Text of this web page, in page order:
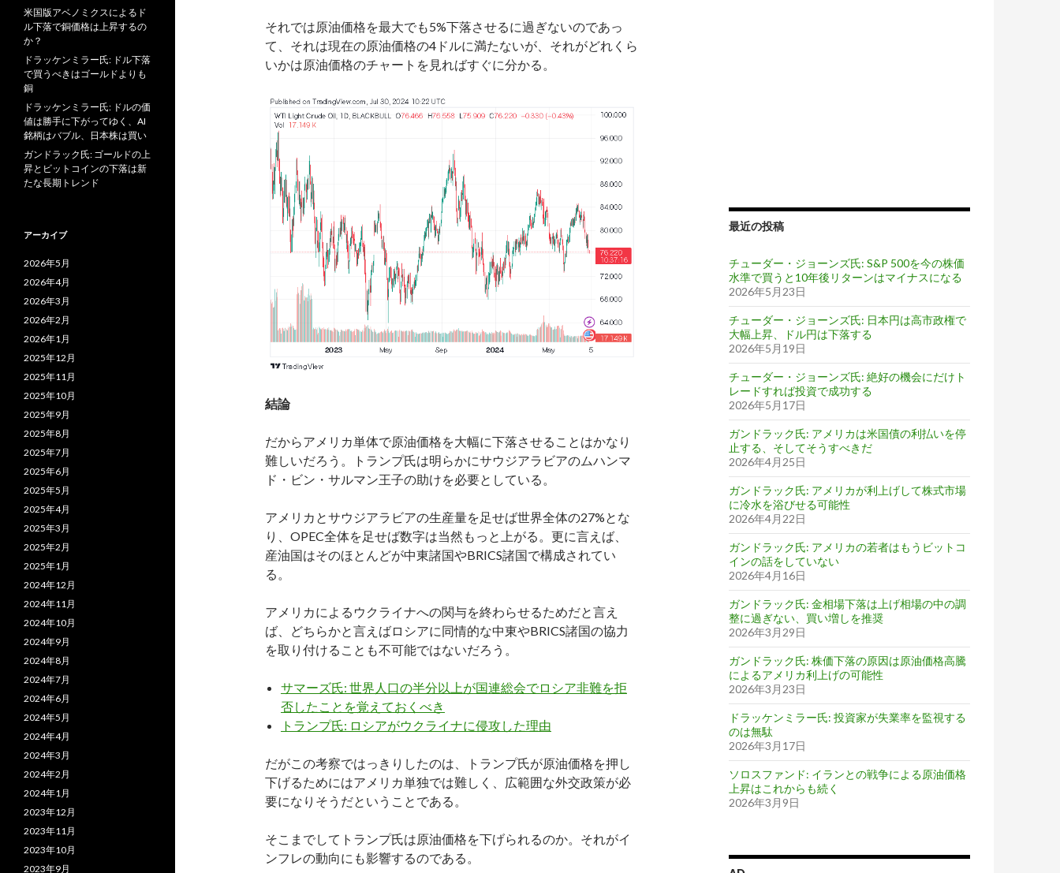
それでは原油価格を最大でも5%下落させるに過ぎないのであっ
て、それは現在の原油価格の4ドルに満たないが、それがどれくら
いかは原油価格のチャートを見ればすぐに分かる。
結論
だからアメリカ単体で原油価格を大幅に下落させることはかなり
難しいだろう。トランプ氏は明らかにサウジアラビアのムハンマ
ド・ビン・サルマン王子の助けを必要としている。
アメリカとサウジアラビアの生産量を足せば世界全体の27%とな
り、OPEC全体を足せば数字は当然もっと上がる。更に言えば、
産油国はそのほとんどが中東諸国やBRICS諸国で構成されてい
る。
アメリカによるウクライナへの関与を終わらせるためだと言え
ば、どちらかと言えばロシアに同情的な中東やBRICS諸国の協力
を取り付けることも不可能ではないだろう。
サマーズ氏: 世界人口の半分以上が国連総会でロシア非難を拒
否したことを覚えておくべき
トランプ氏: ロシアがウクライナに侵攻した理由
だがこの考察ではっきりしたのは、トランプ氏が原油価格を押し
下げるためにはアメリカ単独では難しく、広範囲な外交政策が必
要になりそうだということである。
そこまでしてトランプ氏は原油価格を下げられるのか。それがイ
ンフレの動向にも影響するのである。
最近の投稿
チューダー・ジョーンズ氏: S&P 500を今の株価
水準で買うと10年後リターンはマイナスになる
2026年5月23日
チューダー・ジョーンズ氏: 日本円は高市政権で
大幅上昇、ドル円は下落する
2026年5月19日
チューダー・ジョーンズ氏: 絶好の機会にだけト
レードすれば投資で成功する
2026年5月17日
ガンドラック氏: アメリカは米国債の利払いを停
止する、そしてそうすべきだ
2026年4月25日
ガンドラック氏: アメリカが利上げして株式市場
に冷水を浴びせる可能性
2026年4月22日
ガンドラック氏: アメリカの若者はもうビットコ
インの話をしていない
2026年4月16日
ガンドラック氏: 金相場下落は上げ相場の中の調
整に過ぎない、買い増しを推奨
2026年3月29日
ガンドラック氏: 株価下落の原因は原油価格高騰
によるアメリカ利上げの可能性
2026年3月23日
ドラッケンミラー氏: 投資家が失業率を監視する
のは無駄
2026年3月17日
ソロスファンド: イランとの戦争による原油価格
上昇はこれからも続く
2026年3月9日
米国版アベノミクスによるド
ル下落で銅価格は上昇するの
か？
ドラッケンミラー氏: ドル下落
で買うべきはゴールドよりも
銅
ドラッケンミラー氏: ドルの価
値は勝手に下がってゆく、AI
銘柄はバブル、日本株は買い
ガンドラック氏: ゴールドの上
昇とビットコインの下落は新
たな長期トレンド
アーカイブ
2026年5月
2026年4月
2026年3月
2026年2月
2026年1月
2025年12月
2025年11月
2025年10月
2025年9月
2025年8月
2025年7月
2025年6月
2025年5月
2025年4月
2025年3月
2025年2月
2025年1月
2024年12月
2024年11月
2024年10月
2024年9月
2024年8月
2024年7月
2024年6月
2024年5月
2024年4月
2024年3月
2024年2月
2024年1月
2023年12月
2023年11月
2023年10月
2023年9月